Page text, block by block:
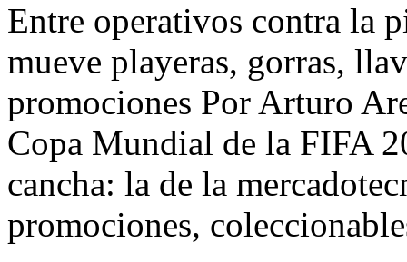
Entre operativos contra la
mueve playeras, gorras,
promociones Por Arturo
Copa Mundial de la FIFA
cancha: la de la
promociones,